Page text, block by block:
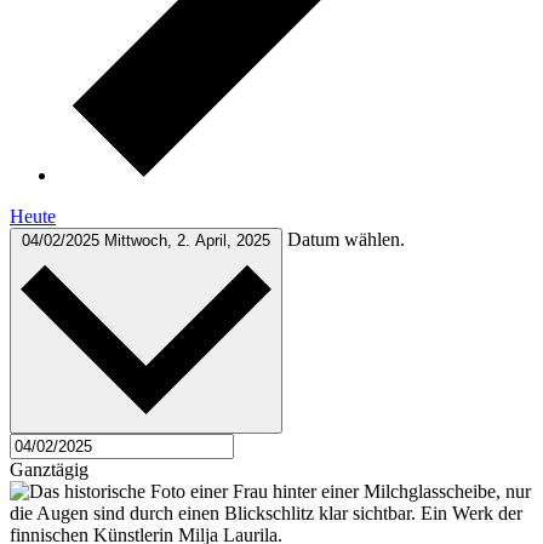
Heute
04/02/2025 Mittwoch, 2. April, 2025 Datum wählen.
Ganztägig